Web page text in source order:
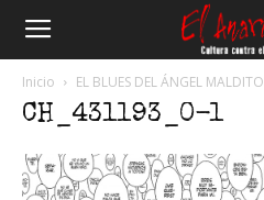
Anartista
Inicio EL BLUES DEL ÁNGEL MALDITO
CH_431193_0-1